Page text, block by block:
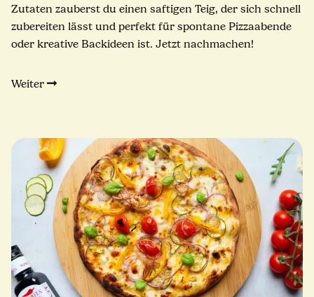
Zutaten zauberst du einen saftigen Teig, der sich schnell
zubereiten lässt und perfekt für spontane Pizzaabende
oder kreative Backideen ist. Jetzt nachmachen!
Weiter